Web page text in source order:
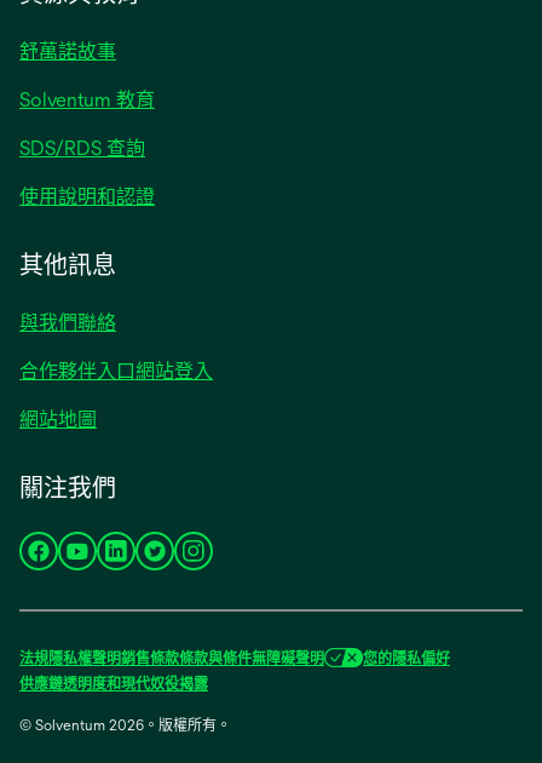
籤
中
啟
舒萬諾故事
Solventum 教育
SDS/RDS 查詢
使用說明和認證
其他訊息
與我們聯絡
合作夥伴入口網站登入
網站地圖
關注我們
在
籤
中
啟
在
籤
中
啟
在
籤
中
啟
在
籤
中
啟
在
籤
中
啟
法規隱私權聲明銷售條款條款與條件無障礙聲明
您的隱私偏好
供應鏈透明度和現代奴役揭露
© Solventum 2026。版權所有。